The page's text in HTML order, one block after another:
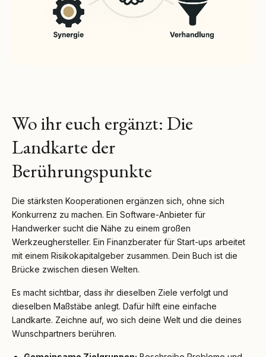
Wo ihr euch ergänzt: Die
Landkarte der
Berührungspunkte
Die stärksten Kooperationen ergänzen sich, ohne sich
Konkurrenz zu machen. Ein Software-Anbieter für
Handwerker sucht die Nähe zu einem großen
Werkzeughersteller. Ein Finanzberater für Start-ups arbeitet
mit einem Risikokapitalgeber zusammen. Dein Buch ist die
Brücke zwischen diesen Welten.
Es macht sichtbar, dass ihr dieselben Ziele verfolgt und
dieselben Maßstäbe anlegt. Dafür hilft eine einfache
Landkarte. Zeichne auf, wo sich deine Welt und die deines
Wunschpartners berühren.